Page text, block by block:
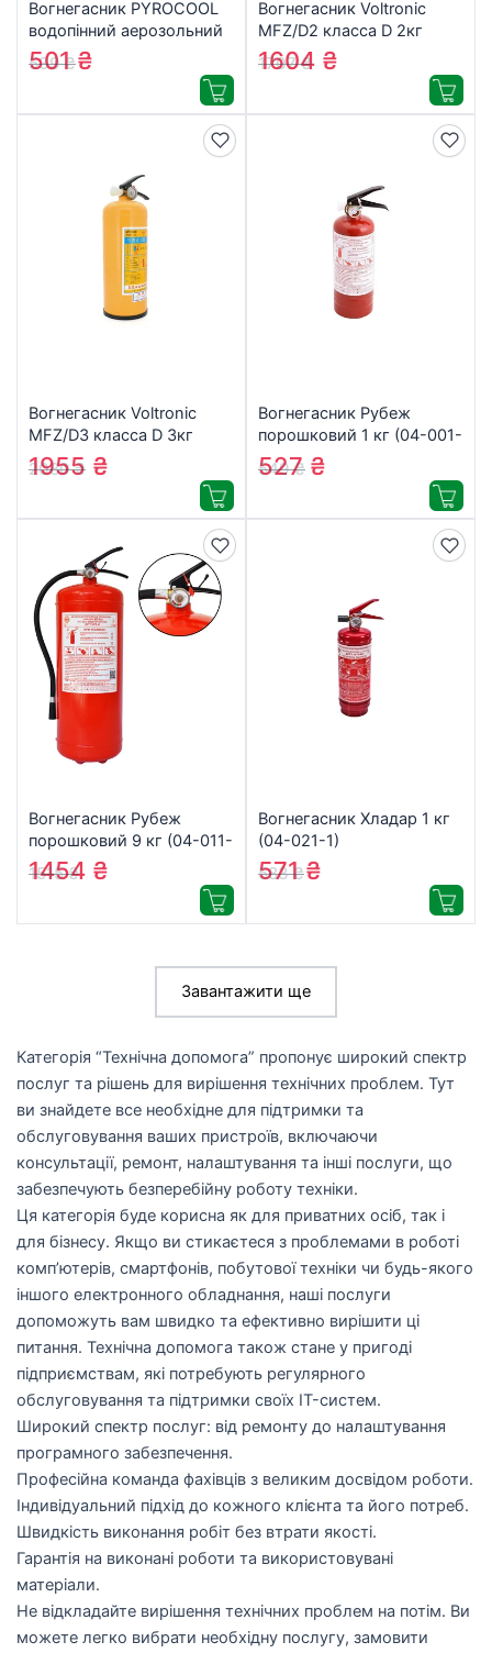
Вогнегасник PYROCOOL
водопінний аерозольний
(ВВПА-400)
539₴
501₴
Вогнегасник Voltronic
MFZ/D2 класса D 2кг
(YT22694)
1707₴
1604 ₴
Вогнегасник Voltronic
MFZ/D3 класса D 3кг
(YT22695)
2080₴
1955 ₴
Вогнегасник Рубеж
порошковий 1 кг (04-001-
1)
549₴
527₴
Вогнегасник Рубеж
порошковий 9 кг (04-011-
9)
1515₴
1454 ₴
Вогнегасник Хладар 1 кг
(04-021-1)
583₴
571₴
Завантажити ще
Категорія “Технічна допомога” пропонує широкий спектр
послуг та рішень для вирішення технічних проблем. Тут
ви знайдете все необхідне для підтримки та
обслуговування ваших пристроїв, включаючи
консультації, ремонт, налаштування та інші послуги, що
забезпечують безперебійну роботу техніки.
Ця категорія буде корисна як для приватних осіб, так і
для бізнесу. Якщо ви стикаєтеся з проблемами в роботі
комп’ютерів, смартфонів, побутової техніки чи будь-якого
іншого електронного обладнання, наші послуги
допоможуть вам швидко та ефективно вирішити ці
питання. Технічна допомога також стане у пригоді
підприємствам, які потребують регулярного
обслуговування та підтримки своїх IT-систем.
Широкий спектр послуг: від ремонту до налаштування
програмного забезпечення.
Професійна команда фахівців з великим досвідом роботи.
Індивідуальний підхід до кожного клієнта та його потреб.
Швидкість виконання робіт без втрати якості.
Гарантія на виконані роботи та використовувані
матеріали.
Не відкладайте вирішення технічних проблем на потім. Ви
можете легко вибрати необхідну послугу, замовити